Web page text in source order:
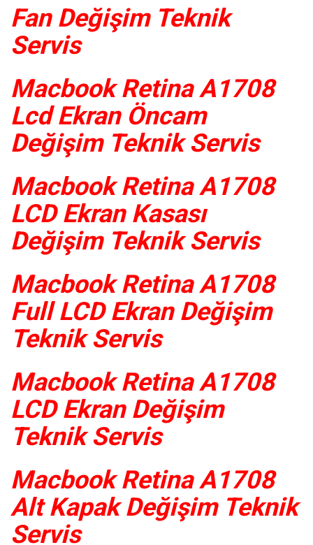
Fan Değişim Teknik
Servis
Macbook Retina A1708
Lcd Ekran Öncam
Değişim Teknik Servis
Macbook Retina A1708
LCD Ekran Kasası
Değişim Teknik Servis
Macbook Retina A1708
Full LCD Ekran Değişim
Teknik Servis
Macbook Retina A1708
LCD Ekran Değişim
Teknik Servis
Macbook Retina A1708
Alt Kapak Değişim Teknik
Servis